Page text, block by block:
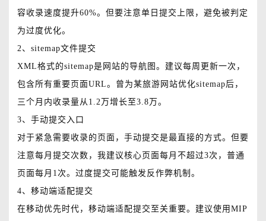
容收录速度提升60%。但要注意单日提交上限，避免被判定
为过度优化。
2、sitemap文件提交
XML格式的sitemap是网站的导航图。建议每周更新一次，
包含所有重要页面URL。曾为某旅游网站优化sitemap后，
三个月内收录量从1.2万增长至3.8万。
3、手动提交入口
对于紧急需要收录的页面，手动提交是最直接的方式。但要
注意每月提交次数，我建议核心页面每月不超过3次，普通
页面每月1次。过度提交可能触发反作弊机制。
4、移动端适配提交
在移动优先时代，移动端适配提交至关重要。建议使用MIP